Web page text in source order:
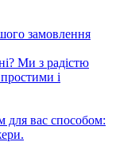
замовлення
Ми з радістю
і
для вас способом: